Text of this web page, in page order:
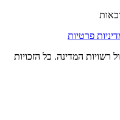
פרטיות
רשויות המדינה. כל הזכויות